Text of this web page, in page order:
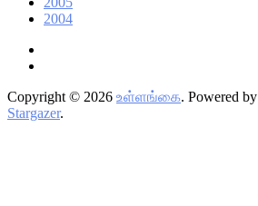
2004
Copyright © 2026 உள்ளங்கை. Powered by
Stargazer.